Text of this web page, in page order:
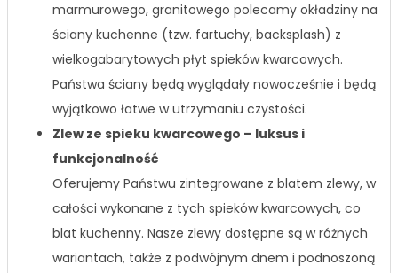
marmurowego, granitowego polecamy okładziny na
ściany kuchenne (tzw. fartuchy, backsplash) z
wielkogabarytowych płyt spieków kwarcowych.
Państwa ściany będą wyglądały nowocześnie i będą
wyjątkowo łatwe w utrzymaniu czystości.
Zlew ze spieku kwarcowego – luksus i
funkcjonalność
Oferujemy Państwu zintegrowane z blatem zlewy, w
całości wykonane z tych spieków kwarcowych, co
blat kuchenny. Nasze zlewy dostępne są w różnych
wariantach, także z podwójnym dnem i podnoszoną